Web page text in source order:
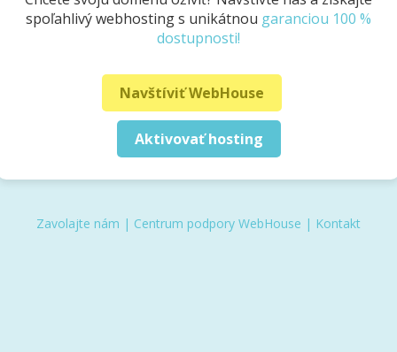
spoľahlivý webhosting s unikátnou garanciou 100 %
dostupnosti!
Navštíviť WebHouse
Aktivovať hosting
Zavolajte nám | Centrum podpory WebHouse | Kontakt